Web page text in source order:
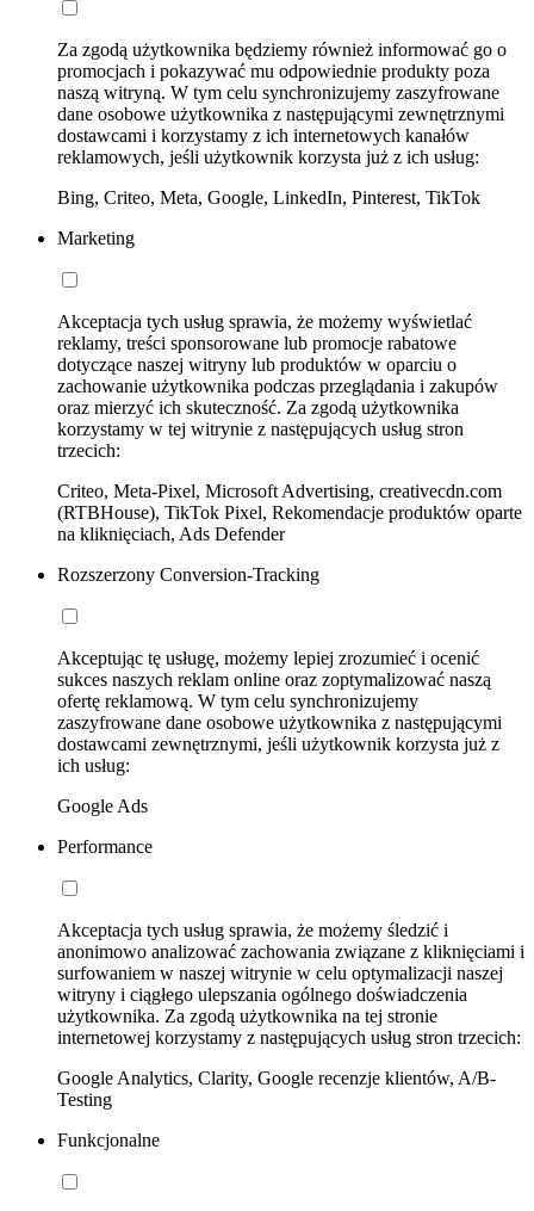
Za zgodą użytkownika będziemy również informować go o
promocjach i pokazywać mu odpowiednie produkty poza
naszą witryną. W tym celu synchronizujemy zaszyfrowane
dane osobowe użytkownika z następującymi zewnętrznymi
dostawcami i korzystamy z ich internetowych kanałów
reklamowych, jeśli użytkownik korzysta już z ich usług:
Bing, Criteo, Meta, Google, LinkedIn, Pinterest, TikTok
Marketing
Akceptacja tych usług sprawia, że możemy wyświetlać
reklamy, treści sponsorowane lub promocje rabatowe
dotyczące naszej witryny lub produktów w oparciu o
zachowanie użytkownika podczas przeglądania i zakupów
oraz mierzyć ich skuteczność. Za zgodą użytkownika
korzystamy w tej witrynie z następujących usług stron
trzecich:
Criteo, Meta-Pixel, Microsoft Advertising, creativecdn.com
(RTBHouse), TikTok Pixel, Rekomendacje produktów oparte
na kliknięciach, Ads Defender
Rozszerzony Conversion-Tracking
Akceptując tę usługę, możemy lepiej zrozumieć i ocenić
sukces naszych reklam online oraz zoptymalizować naszą
ofertę reklamową. W tym celu synchronizujemy
zaszyfrowane dane osobowe użytkownika z następującymi
dostawcami zewnętrznymi, jeśli użytkownik korzysta już z
ich usług:
Google Ads
Performance
Akceptacja tych usług sprawia, że możemy śledzić i
anonimowo analizować zachowania związane z kliknięciami i
surfowaniem w naszej witrynie w celu optymalizacji naszej
witryny i ciągłego ulepszania ogólnego doświadczenia
użytkownika. Za zgodą użytkownika na tej stronie
internetowej korzystamy z następujących usług stron trzecich:
Google Analytics, Clarity, Google recenzje klientów, A/B-
Testing
Funkcjonalne